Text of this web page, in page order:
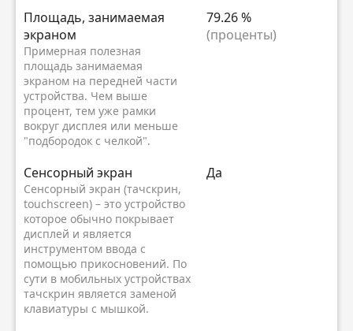
Площадь, занимаемая
экраном
Примерная полезная
площадь занимаемая
экраном на передней части
устройства. Чем выше
процент, тем уже рамки
вокруг дисплея или меньше
"подбородок с челкой".
79.26 %
(проценты)
Сенсорный экран
Сенсорный экран (тачскрин,
touchscreen) – это устройство
которое обычно покрывает
дисплей и является
инструментом ввода с
помощью прикосновений. По
сути в мобильных устройствах
тачскрин является заменой
клавиатуры с мышкой.
Да